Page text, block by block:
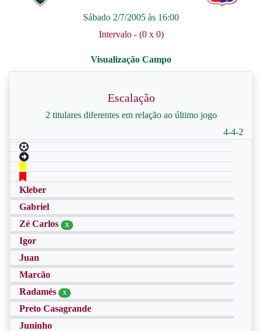
Sábado 2/7/2005 às 16:00
Intervalo - (0 x 0)
Escalação
2 titulares diferentes em relação ao último jogo
4-4-2
Kleber
Gabriel
Zé Carlos
X
Igor
Juan
Marcão
Radamés
X
Preto Casagrande
Juninho